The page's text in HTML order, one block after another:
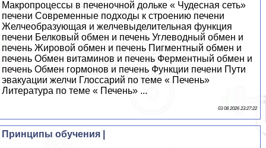
Макропроцессы в печеночной дольке « Чудесная сеть»
печени Современные подходы к строению печени
Желчеобразующая и желчевыделительная функция
печени Белковый обмен и печень Углеводный обмен и
печень Жировой обмен и печень Пигментный обмен и
печень Обмен витаминов и печень Ферментный обмен и
печень Обмен гормонов и печень Функции печени Пути
эвакуации желчи Глоссарий по теме « Печень»
Литература по теме « Печень» ...
03 08 2026 23:27:22
Принципы обучения |